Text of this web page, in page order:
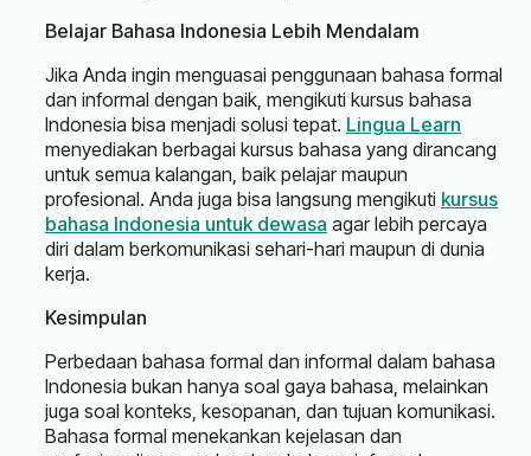
Belajar Bahasa Indonesia Lebih Mendalam
Jika Anda ingin menguasai penggunaan bahasa formal
dan informal dengan baik, mengikuti kursus bahasa
Indonesia bisa menjadi solusi tepat. Lingua Learn
menyediakan berbagai kursus bahasa yang dirancang
untuk semua kalangan, baik pelajar maupun
profesional. Anda juga bisa langsung mengikuti kursus
bahasa Indonesia untuk dewasa agar lebih percaya
diri dalam berkomunikasi sehari-hari maupun di dunia
kerja.
Kesimpulan
Perbedaan bahasa formal dan informal dalam bahasa
Indonesia bukan hanya soal gaya bahasa, melainkan
juga soal konteks, kesopanan, dan tujuan komunikasi.
Bahasa formal menekankan kejelasan dan